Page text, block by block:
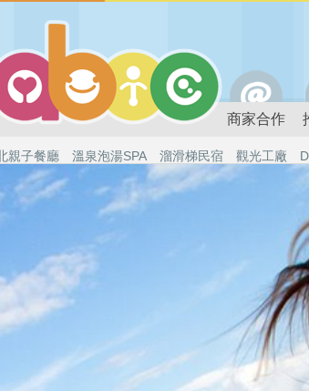
商家合作
親子餐廳 溫泉泡湯SPA 溜滑梯民宿 觀光工廠